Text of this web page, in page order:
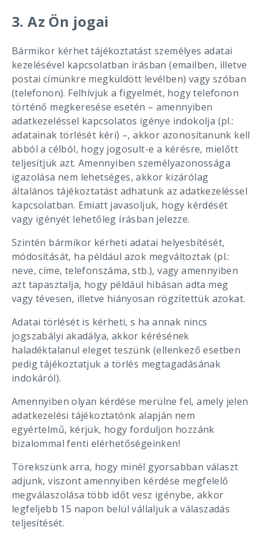
3. Az Ön jogai
Bármikor kérhet tájékoztatást személyes adatai
kezelésével kapcsolatban írásban (emailben, illetve
postai címünkre megküldött levélben) vagy szóban
(telefonon). Felhívjuk a figyelmét, hogy telefonon
történő megkeresése esetén – amennyiben
adatkezeléssel kapcsolatos igénye indokolja (pl.:
adatainak törlését kéri) –, akkor azonosítanunk kell
abból a célból, hogy jogosult-e a kérésre, mielőtt
teljesítjük azt. Amennyiben személyazonossága
igazolása nem lehetséges, akkor kizárólag
általános tájékoztatást adhatunk az adatkezeléssel
kapcsolatban. Emiatt javasoljuk, hogy kérdését
vagy igényét lehetőleg írásban jelezze.
Szintén bármikor kérheti adatai helyesbítését,
módosítását, ha például azok megváltoztak (pl.:
neve, címe, telefonszáma, stb.), vagy amennyiben
azt tapasztalja, hogy például hibásan adta meg
vagy tévesen, illetve hiányosan rögzítettük azokat.
Adatai törlését is kérheti, s ha annak nincs
jogszabályi akadálya, akkor kérésének
haladéktalanul eleget teszünk (ellenkező esetben
pedig tájékoztatjuk a törlés megtagadásának
indokáról).
Amennyiben olyan kérdése merülne fel, amely jelen
adatkezelési tájékoztatónk alapján nem
egyértelmű, kérjük, hogy forduljon hozzánk
bizalommal fenti elérhetőségeinken!
Törekszünk arra, hogy minél gyorsabban választ
adjunk, viszont amennyiben kérdése megfelelő
megválaszolása több időt vesz igénybe, akkor
legfeljebb 15 napon belül vállaljuk a válaszadás
teljesítését.